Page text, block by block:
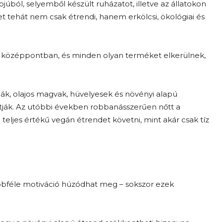
selyemből készült ruházatot, illetve az állatokon
tehát nem csak étrendi, hanem erkölcsi, ökológiai és
és minden olyan terméket elkerülnek,
olajos magvak, hüvelyesek és növényi alapú
Az utóbbi években robbanásszerűen nőtt a
értékű vegán étrendet követni, mint akár csak tíz
motiváció húzódhat meg – sokszor ezek